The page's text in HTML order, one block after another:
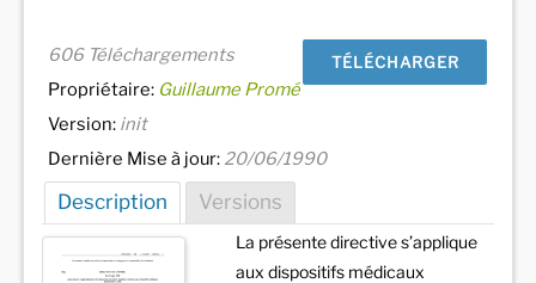
TÉLÉCHARGER
606 Téléchargements
Propriétaire: Guillaume Promé
Version: init
Dernière Mise à jour: 20/06/1990
Description Versions
La présente directive s’applique
aux dispositifs médicaux